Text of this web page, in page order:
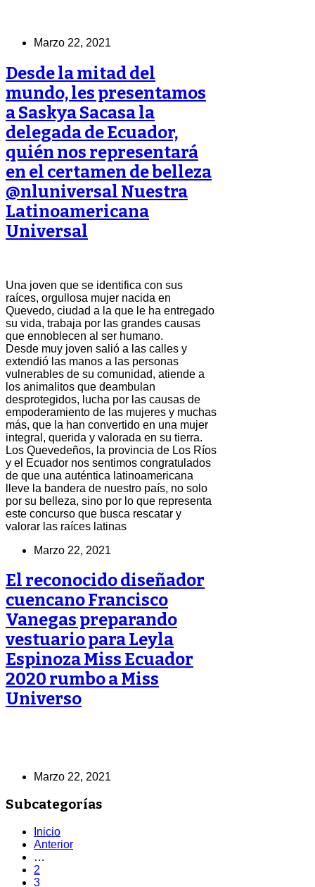
Marzo 22, 2021
Desde la mitad del
mundo, les presentamos
a Saskya Sacasa la
delegada de Ecuador,
quién nos representará
en el certamen de belleza
@nluniversal Nuestra
Latinoamericana
Universal
Una joven que se identifica con sus
raíces, orgullosa mujer nacida en
Quevedo, ciudad a la que le ha entregado
su vida, trabaja por las grandes causas
que ennoblecen al ser humano.
Desde muy joven salió a las calles y
extendió las manos a las personas
vulnerables de su comunidad, atiende a
los animalitos que deambulan
desprotegidos, lucha por las causas de
empoderamiento de las mujeres y muchas
más, que la han convertido en una mujer
integral, querida y valorada en su tierra.
Los Quevedeños, la provincia de Los Ríos
y el Ecuador nos sentimos congratulados
de que una auténtica latinoamericana
lleve la bandera de nuestro país, no solo
por su belleza, sino por lo que representa
este concurso que busca rescatar y
valorar las raíces latinas
Marzo 22, 2021
El reconocido diseñador
cuencano Francisco
Vanegas preparando
vestuario para Leyla
Espinoza Miss Ecuador
2020 rumbo a Miss
Universo
Marzo 22, 2021
Subcategorías
Inicio
Anterior
…
2
3